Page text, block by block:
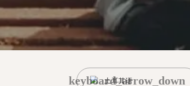
土耳其语
keyboard_arrow_down